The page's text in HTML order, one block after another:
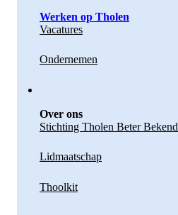
Werken op Tholen
Vacatures
Ondernemen
Over ons
Stichting Tholen Beter Bekend
Lidmaatschap
Thoolkit